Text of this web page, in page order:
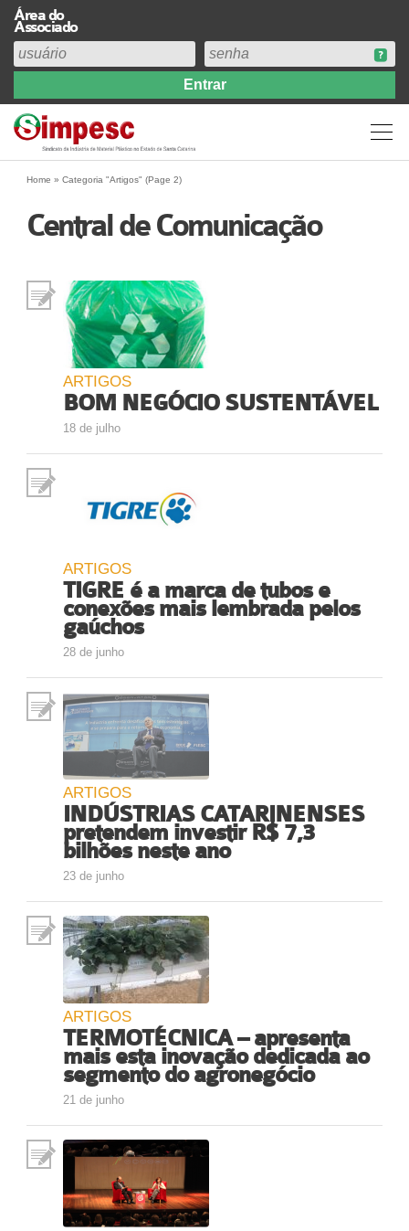
Área do
Associado
Institucional
Perfil
Diretoria
Abrangência
Acervo
Prestação de Contas
Central de Comunicação
Agenda
Fale Conosco
NOSSAS ASSOCIADAS
SEJA UM ASSOCIADO
Home » Categoria "Artigos" (Page 2)
Central de Comunicação
ARTIGOS
BOM NEGÓCIO SUSTENTÁVEL
18 de julho
ARTIGOS
TIGRE é a marca de tubos e
conexões mais lembrada pelos
gaúchos
28 de junho
ARTIGOS
INDÚSTRIAS CATARINENSES
pretendem investir R$ 7,3
bilhões neste ano
23 de junho
ARTIGOS
TERMOTÉCNICA – apresenta
mais esta inovação dedicada ao
segmento do agronegócio
21 de junho